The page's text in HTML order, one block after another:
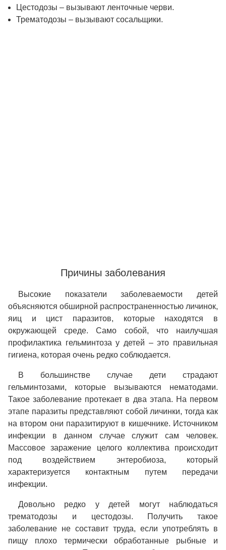
Цестодозы – вызывают ленточные черви.
Трематодозы – вызывают сосальщики.
Причины заболевания
Высокие показатели заболеваемости детей
объясняются обширной распространенностью личинок,
яиц и цист паразитов, которые находятся в
окружающей среде. Само собой, что наилучшая
профилактика гельминтоза у детей – это правильная
гигиена, которая очень редко соблюдается.
В большинстве случае дети страдают
гельминтозами, которые вызываются нематодами.
Такое заболевание протекает в два этапа. На первом
этапе паразиты представляют собой личинки, тогда как
на втором они паразитируют в кишечнике. Источником
инфекции в данном случае служит сам человек.
Массовое заражение целого коллектива происходит
под воздействием энтеробиоза, который
характеризуется контактным путем передачи
инфекции.
Довольно редко у детей могут наблюдаться
трематодозы и цестодозы. Получить такое
заболевание не составит труда, если употреблять в
пищу плохо термически обработанные рыбные и